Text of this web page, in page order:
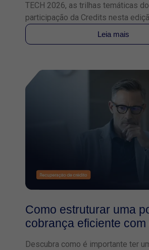
TECH 2026, as trilhas temáticas
participação da Credits nesta
Leia mais
Como estruturar uma
cobrança eficiente com
Descubra como é importante ter